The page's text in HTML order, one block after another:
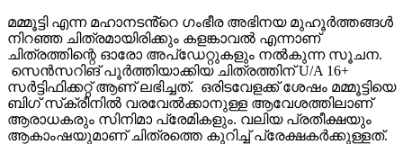
മമ്മൂട്ടി എന്ന മഹാനടൻ്റെ ഗംഭീര അഭിനയ മുഹൂർത്തങ്ങൾ
നിറഞ്ഞ ചിത്രമായിരിക്കും കളങ്കാവൽ എന്നാണ്
ചിത്രത്തിന്റെ ഓരോ അപ്‌ഡേറ്റുകളും നൽകുന്ന സൂചന.
സെൻസറിങ് പൂർത്തിയാക്കിയ ചിത്രത്തിന് U/A 16+
സർട്ടിഫിക്കറ്റ് ആണ് ലഭിച്ചത്. ഒരിടവേളക്ക് ശേഷം മമ്മൂട്ടിയെ
ബിഗ് സ്‌ക്രീനിൽ വരവേൽക്കാനുള്ള ആവേശത്തിലാണ്
ആരാധകരും സിനിമാ പ്രേമികളും. വലിയ പ്രതീക്ഷയും
ആകാംഷയുമാണ് ചിത്രത്തെ കുറിച്ച് പ്രേക്ഷകർക്കുള്ളത്.